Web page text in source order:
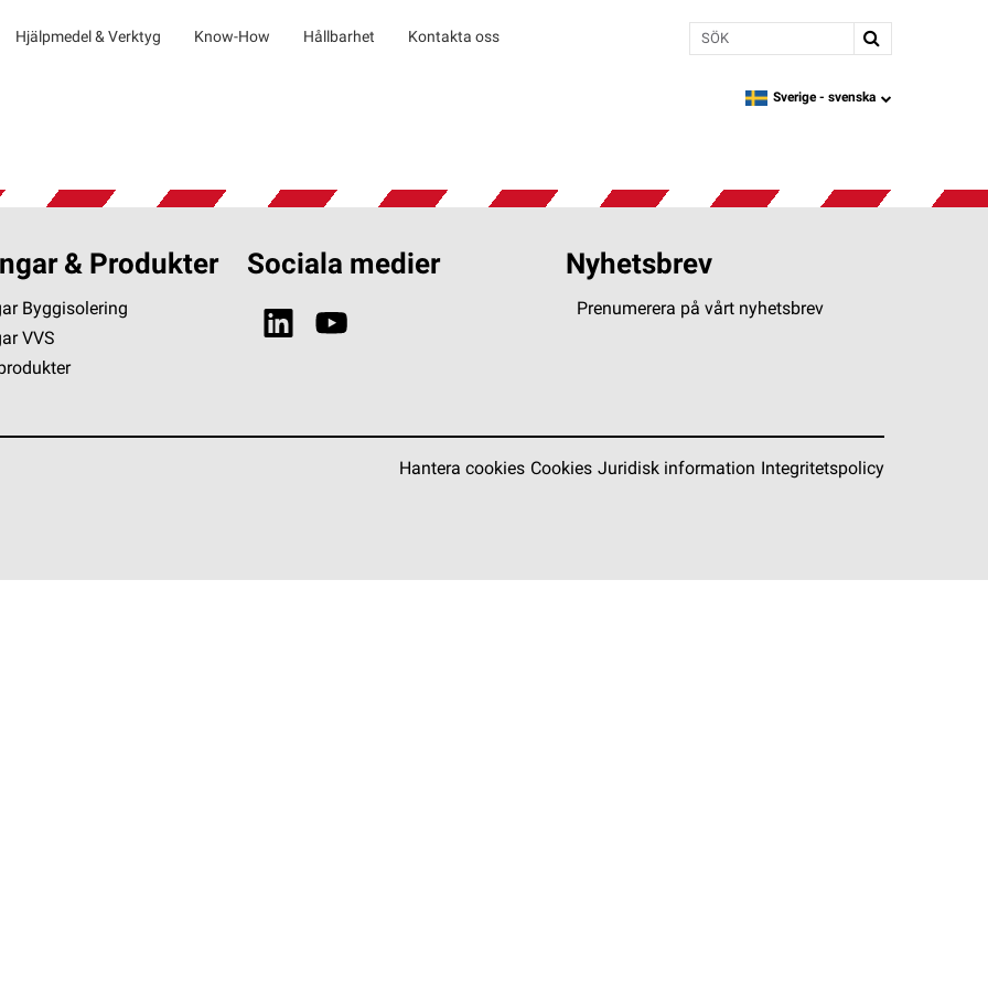
Hjälpmedel & Verktyg Know-How Hållbarhet Kontakta oss Sök
language
Sverige - svenska
& Produkter
Byggisolering
VVS
Sociala medier Nyhetsbrev
Prenumerera på vårt nyhetsbrev
Hantera cookies Cookies Juridisk information Integritetspolicy